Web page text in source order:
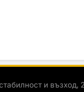
и възход,